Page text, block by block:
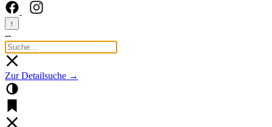
↑
--
Zur Detailsuche →